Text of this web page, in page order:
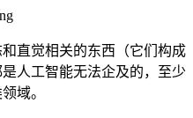
直觉相关的东西（它们构成
人工智能无法企及的，至少
域。